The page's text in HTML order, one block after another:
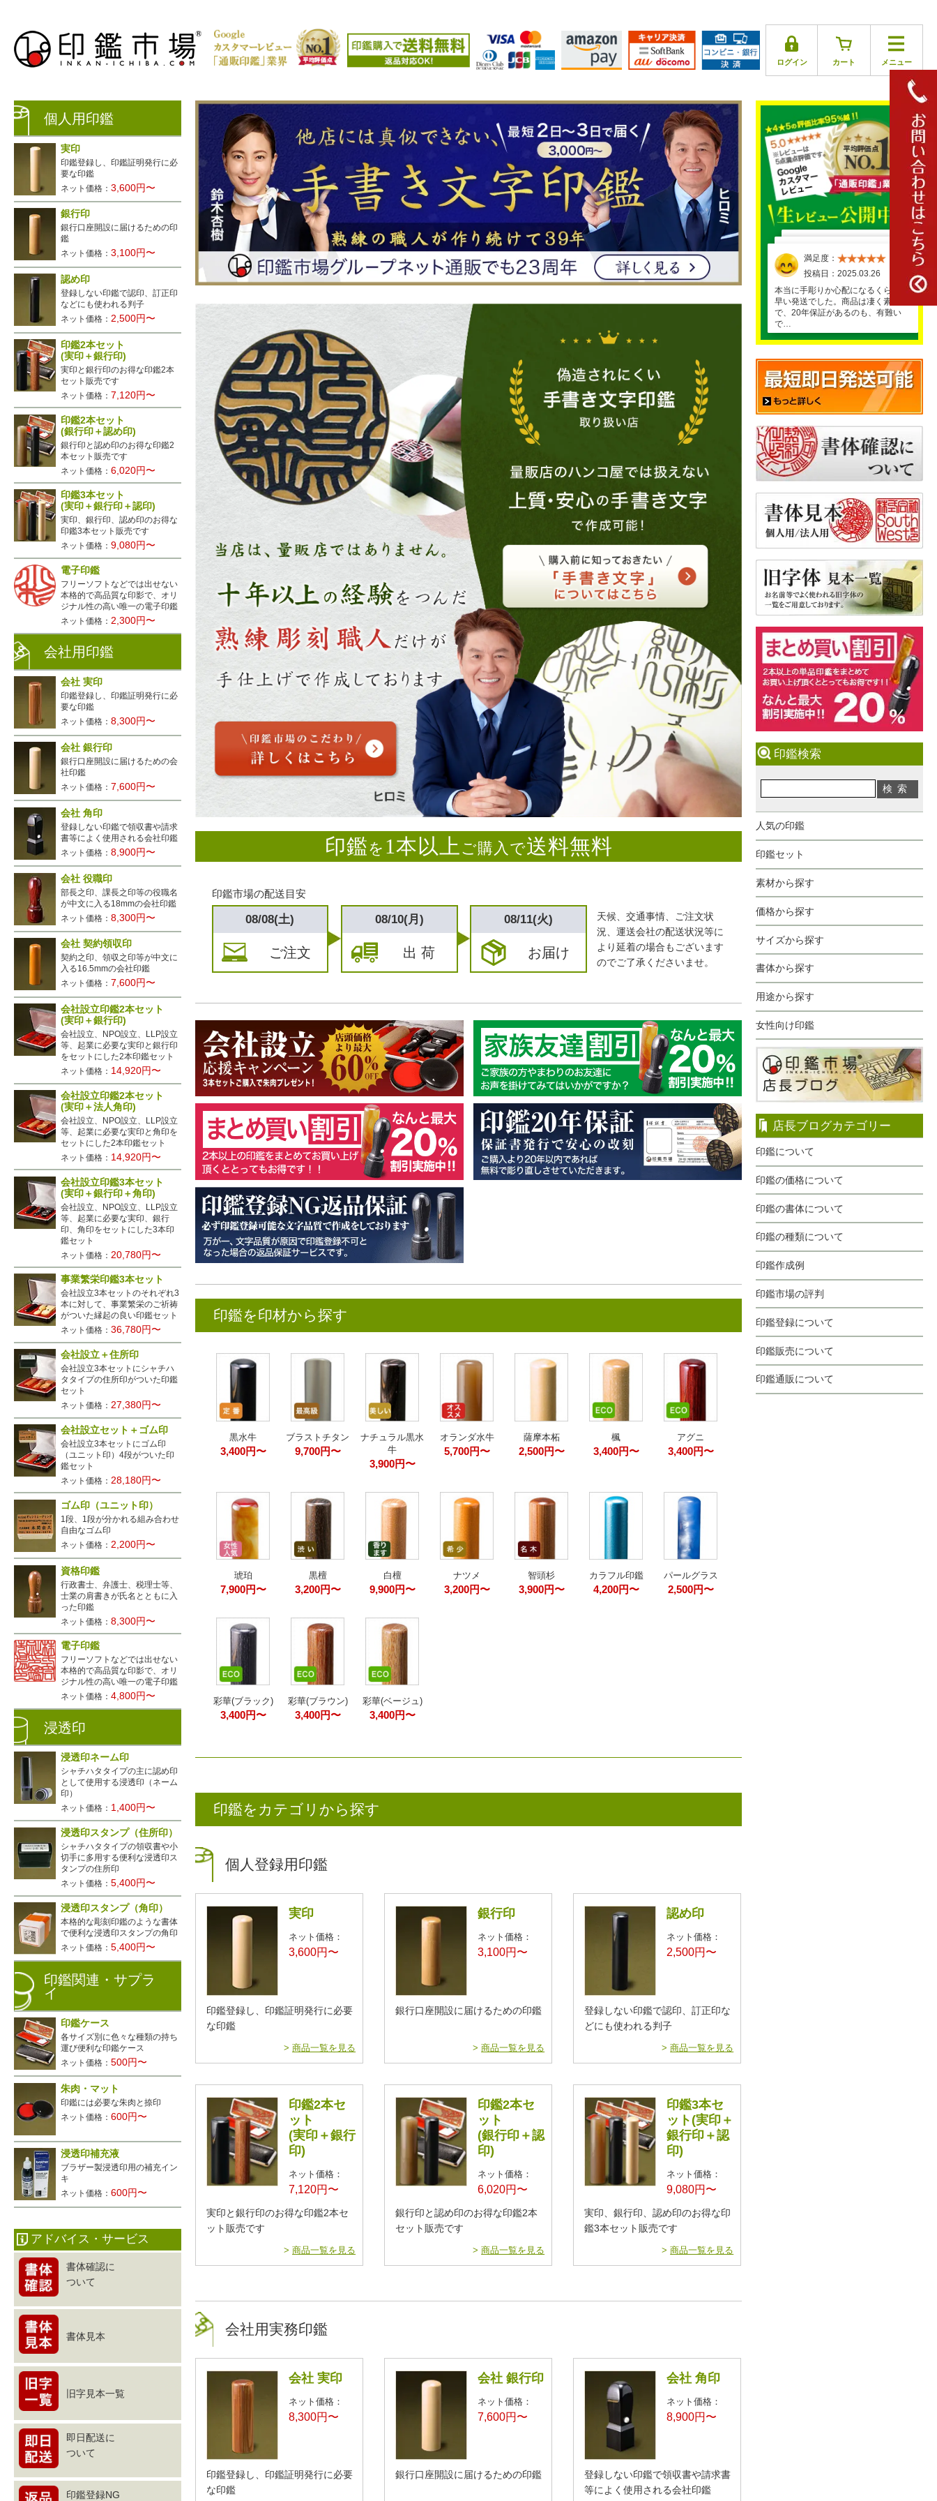
ログイン カート メニュー
生レビュー公開中
満足度：
投稿日：2025.03.17
満足度：
投稿日：2025.03.26
満足度：
投稿日：2025.03.30
とても気に入りました
満足度：
投稿日：2025.03.29
満足度：
投稿日：2025.04.01
印鑑検索
人気の印鑑
印鑑セット
素材から探す
価格から探す
サイズから探す
書体から探す
用途から探す
女性向け印鑑
店長ブログカテゴリー
印鑑について
印鑑の価格について
印鑑の書体について
印鑑の種類について
印鑑作成例
印鑑市場の評判
印鑑登録について
印鑑販売について
印鑑通販について
印鑑を 1本以上 ご購入で送料無料
印鑑市場の配送目安
08/08(土)
ご注文
08/10(月)
出 荷
08/11(火)
お届け
天候、交通事情、ご注文状
況、運送会社の配送状況等に
より延着の場合もございます
のでご了承くださいませ。
印鑑を印材から探す
黒水牛
3,400円〜
ブラストチタン
9,700円〜
ナチュラル黒水
牛
3,900円〜
オランダ水牛
5,700円〜
薩摩本柘
2,500円〜
楓
3,400円〜
アグニ
3,400円〜
琥珀
7,900円〜
黒檀
3,200円〜
白檀
9,900円〜
ナツメ
3,200円〜
智頭杉
3,900円〜
カラフル印鑑
4,200円〜
パールグラス
2,500円〜
彩華(ブラック)
3,400円〜
彩華(ブラウン)
3,400円〜
彩華(ベージュ)
3,400円〜
印鑑をカテゴリから探す
個人登録用印鑑
実印
ネット価格：
3,600円〜
印鑑登録し、印鑑証明発行に必要
な印鑑
>商品一覧を見る
銀行印
ネット価格：
3,100円〜
銀行口座開設に届けるための印鑑
>商品一覧を見る
認め印
ネット価格：
2,500円〜
登録しない印鑑で認印、訂正印な
どにも使われる判子
>商品一覧を見る
印鑑2本セ
ット
(実印＋銀行
印)
ネット価格：
7,120円〜
実印と銀行印のお得な印鑑2本セ
ット販売です
>商品一覧を見る
印鑑2本セ
ット
(銀行印＋認
印)
ネット価格：
6,020円〜
銀行印と認め印のお得な印鑑2本
セット販売です
>商品一覧を見る
印鑑3本セ
ット(実印＋
銀行印＋認
印)
ネット価格：
9,080円〜
実印、銀行印、認め印のお得な印
鑑3本セット販売です
>商品一覧を見る
会社用実務印鑑
会社 実印
ネット価格：
8,300円〜
印鑑登録し、印鑑証明発行に必要
な印鑑
会社 銀行印
ネット価格：
7,600円〜
銀行口座開設に届けるための印鑑
会社 角印
ネット価格：
8,900円〜
登録しない印鑑で領収書や請求書
等によく使用される会社印鑑
個人用印鑑
実印
印鑑登録し、印鑑証明発行に必
要な印鑑
ネット価格：3,600円〜
銀行印
銀行口座開設に届けるための印
鑑
ネット価格：3,100円〜
認め印
登録しない印鑑で認印、訂正印
などにも使われる判子
ネット価格：2,500円〜
印鑑2本セット
(実印＋銀行印)
実印と銀行印のお得な印鑑2本
セット販売です
ネット価格： 7,120円〜
印鑑2本セット
(銀行印＋認め印)
銀行印と認め印のお得な印鑑2
本セット販売です
ネット価格：6,020円〜
印鑑3本セット
(実印＋銀行印＋認印)
実印、銀行印、認め印のお得な
印鑑3本セット販売です
ネット価格：9,080円〜
電子印鑑
フリーソフトなどでは出せない
本格的で高品質な印影で、オリ
ジナル性の高い唯一の電子印鑑
ネット価格：2,300円〜
会社用印鑑
会社 実印
印鑑登録し、印鑑証明発行に必
要な印鑑
ネット価格：8,300円〜
会社 銀行印
銀行口座開設に届けるための会
社印鑑
ネット価格： 7,600円〜
会社 角印
登録しない印鑑で領収書や請求
書等によく使用される会社印鑑
ネット価格：8,900円〜
会社 役職印
部長之印、課長之印等の役職名
が中文に入る18mmの会社印鑑
ネット価格：8,300円〜
会社 契約領収印
契約之印、領収之印等が中文に
入る16.5mmの会社印鑑
ネット価格： 7,600円〜
会社設立印鑑2本セット
(実印＋銀行印)
会社設立、NPO設立、LLP設立
等、起業に必要な実印と銀行印
をセットにした2本印鑑セット
ネット価格： 14,920円〜
会社設立印鑑2本セット
(実印＋法人角印)
会社設立、NPO設立、LLP設立
等、起業に必要な実印と角印を
セットにした2本印鑑セット
ネット価格： 14,920円〜
会社設立印鑑3本セット
(実印＋銀行印＋角印)
会社設立、NPO設立、LLP設立
等、起業に必要な実印、銀行
印、角印をセットにした3本印
鑑セット
ネット価格： 20,780円〜
事業繁栄印鑑3本セット
会社設立3本セットのそれぞれ3
本に対して、事業繁栄のご祈祷
がついた縁起の良い印鑑セット
ネット価格：36,780円〜
会社設立＋住所印
会社設立3本セットにシャチハ
タタイプの住所印がついた印鑑
セット
ネット価格：27,380円〜
会社設立セット＋ゴム印
会社設立3本セットにゴム印
（ユニット印）4段がついた印
鑑セット
ネット価格：28,180円〜
ゴム印（ユニット印）
1段、1段が分かれる組み合わせ
自由なゴム印
ネット価格：2,200円〜
資格印鑑
行政書士、弁護士、税理士等、
士業の肩書きが氏名とともに入
った印鑑
ネット価格：8,300円〜
電子印鑑
フリーソフトなどでは出せない
本格的で高品質な印影で、オリ
ジナル性の高い唯一の電子印鑑
ネット価格：4,800円〜
浸透印
浸透印ネーム印
シャチハタタイプの主に認め印
として使用する浸透印（ネーム
印）
ネット価格： 1,400円〜
浸透印スタンプ（住所印）
シャチハタタイプの領収書や小
切手に多用する便利な浸透印ス
タンプの住所印
ネット価格：5,400円〜
浸透印スタンプ（角印）
本格的な彫刻印鑑のような書体
で便利な浸透印スタンプの角印
ネット価格：5,400円〜
印鑑関連・サプラ
イ
印鑑ケース
各サイズ別に色々な種類の持ち
運び便利な印鑑ケース
ネット価格：500円〜
朱肉・マット
印鑑には必要な朱肉と捺印
ネット価格：600円〜
浸透印補充液
ブラザー製浸透印用の補充イン
キ
ネット価格：600円〜
アドバイス・サービス
書体確認に
ついて
書体見本
旧字見本一覧
即日配送に
ついて
印鑑登録NG